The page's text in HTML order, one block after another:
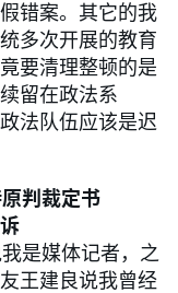
错案。其它的我
多次开展的教育
要清理整顿的是
留在政法系
法队伍应该是迟
判裁定书
是媒体记者，之
王建良说我曾经